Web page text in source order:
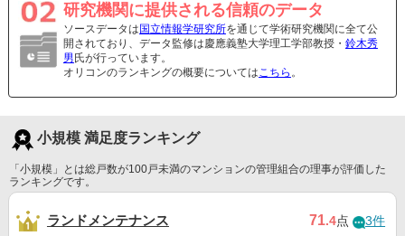
研究機関に提供される信頼のデータ
ソースデータは 国立情報学研究所を通じて学術研究機関に全て公
開されており、データ監修は慶應義塾大学理工学部教授・ 鈴木秀
男 氏が行っています。
オリコンのランキングの概要についてはこちら 。
小規模 満足度ランキング
「小規模」とは総戸数が100戸未満のマンションの管理組合の理事が評価した
ランキングです。
ランドメンテナンス 71.4点 3件